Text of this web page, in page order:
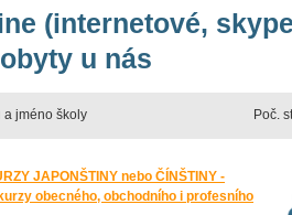
(internetové,
u nás
a jméno školy Poč.
JAPONŠTINY nebo ČÍNŠTINY -
obecného, obchodního i profesního